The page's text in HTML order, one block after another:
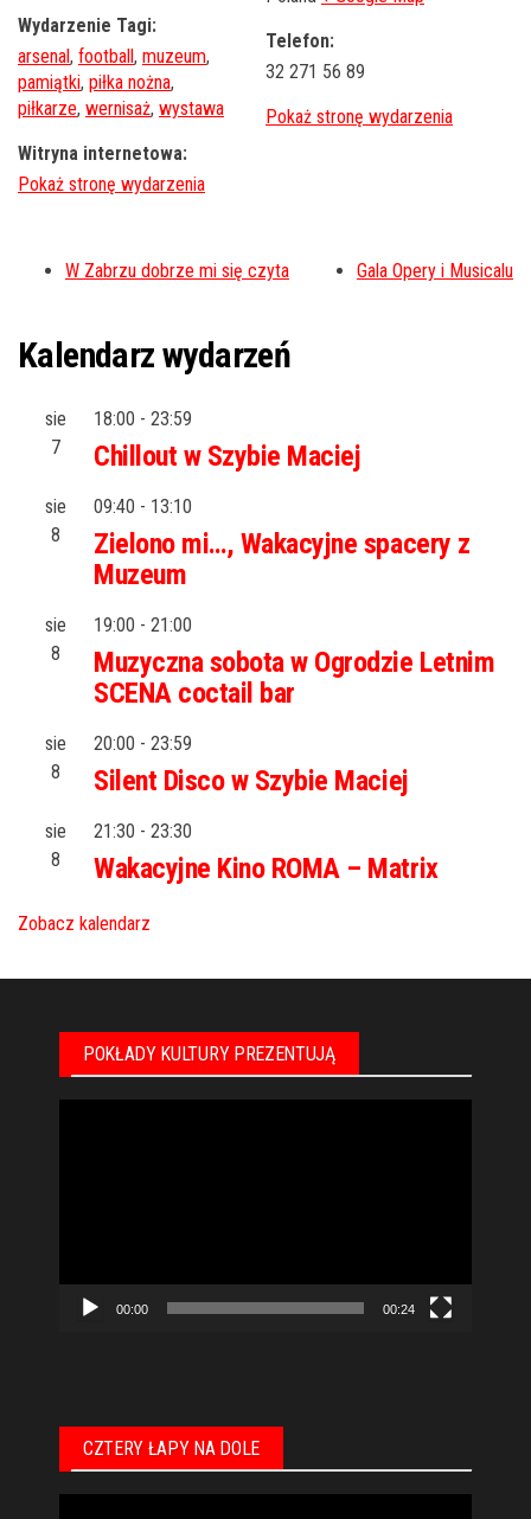
Wydarzenie Tagi:
arsenal, football , muzeum,
pamiątki, piłka nożna,
piłkarze, wernisaż, wystawa
Witryna internetowa:
Telefon:
32 271 56 89
W Zabrzu dobrze mi się czyta Gala Opery i Musicalu
Kalendarz wydarzeń
sie
7
18:00 - 23:59
Chillout w Szybie Maciej
sie
8
09:40 - 13:10
Zielono mi…, Wakacyjne spacery z
Muzeum
sie
8
19:00 - 21:00
Muzyczna sobota w Ogrodzie Letnim
SCENA coctail bar
sie
8
20:00 - 23:59
Silent Disco w Szybie Maciej
sie
8
21:30 - 23:30
Wakacyjne Kino ROMA – Matrix
Zobacz kalendarz
POKŁADY KULTURY PREZENTUJĄ
00:00 00:24
CZTERY ŁAPY NA DOLE